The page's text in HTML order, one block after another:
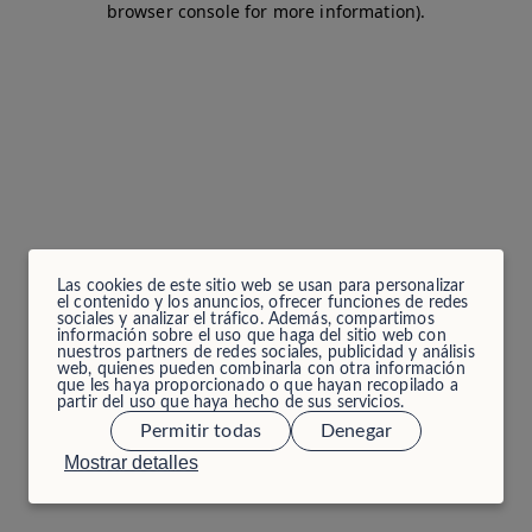
Las cookies de este sitio web se usan para personalizar
el contenido y los anuncios, ofrecer funciones de redes
sociales y analizar el tráfico. Además, compartimos
información sobre el uso que haga del sitio web con
nuestros partners de redes sociales, publicidad y análisis
web, quienes pueden combinarla con otra información
que les haya proporcionado o que hayan recopilado a
partir del uso que haya hecho de sus servicios.
Mostrar detalles
Permitir todas Denegar
browser console for more information).